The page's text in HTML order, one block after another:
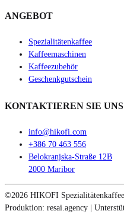
ANGEBOT
Spezialitätenkaffee
Kaffeemaschinen
Kaffeezubehör
Geschenkgutschein
KONTAKTIEREN SIE UNS
info@hikofi.com
+386 70 463 556
Belokranjska-Straße 12B
2000 Maribor
©2026 HIKOFI
Produktion: resai.agency |